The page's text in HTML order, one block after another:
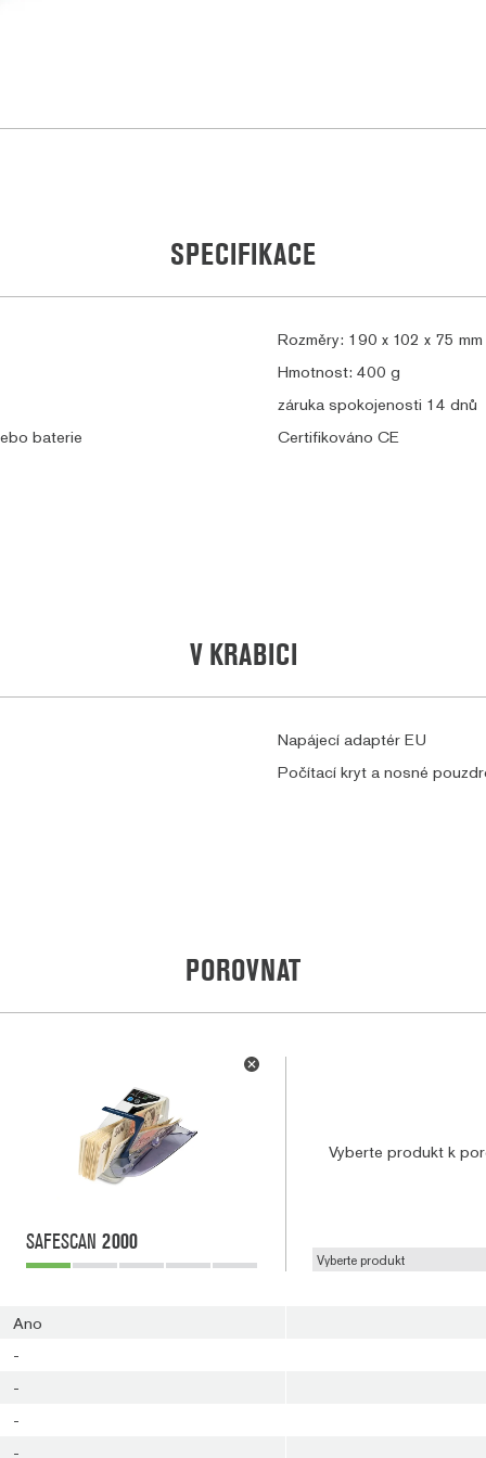
SPECIFIKACE
baterie
Rozměry: 190 x 102 x 75 mm
Hmotnost: 400 g
záruka spokojenosti 14 dnů
Certifikováno CE
V KRABICI
Napájecí adaptér EU
Počítací kryt a nosné
POROVNAT
SAFESCAN 2000
Vyberte produkt k
Ano
-
-
-
-